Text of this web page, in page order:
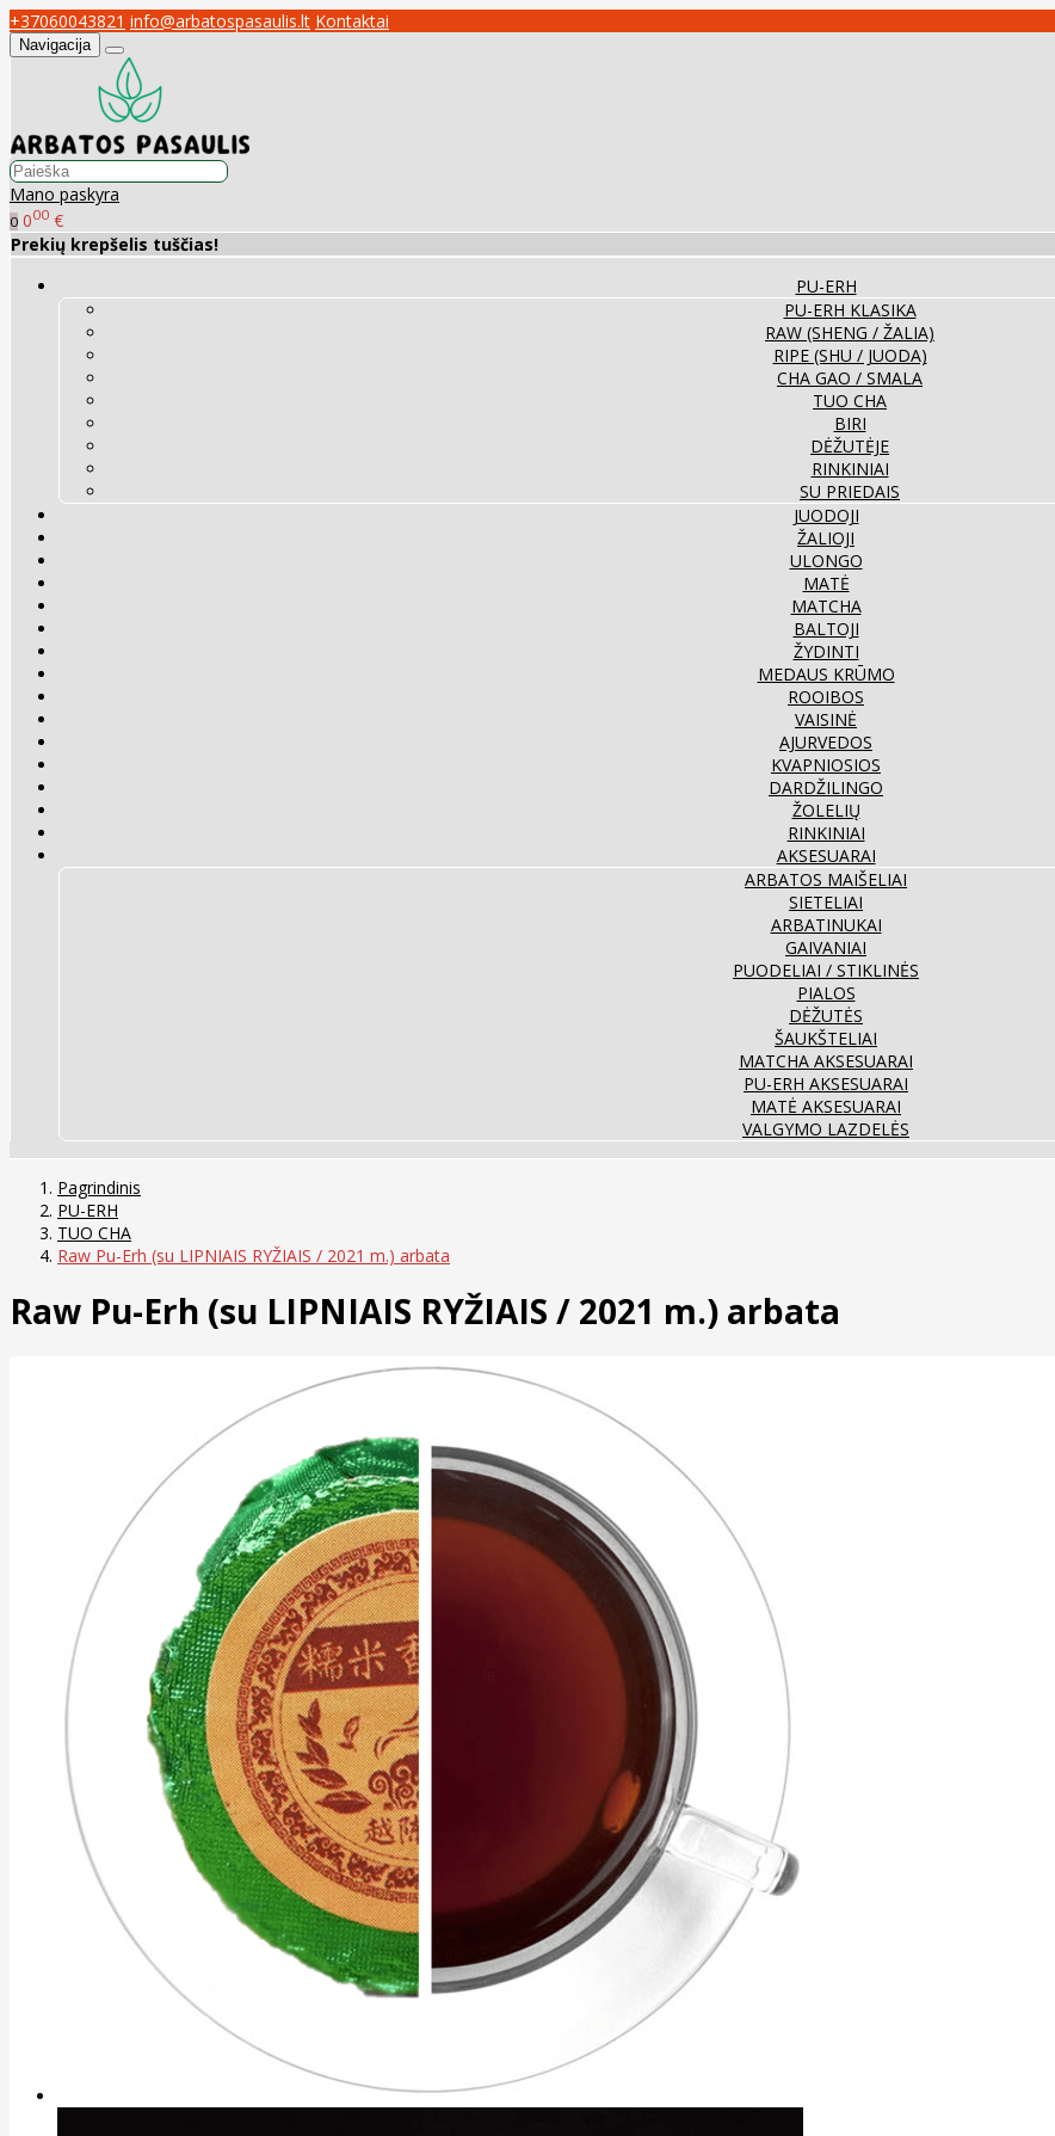
+37060043821 info@arbatospasaulis.lt Kontaktai
Navigacija
Mano paskyra
0 000 €
Prekių krepšelis tuščias!
PU-ERH
PU-ERH KLASIKA
RAW (SHENG / ŽALIA)
RIPE (SHU / JUODA)
CHA GAO / SMALA
TUO CHA
BIRI
DĖŽUTĖJE
RINKINIAI
SU PRIEDAIS
JUODOJI
ŽALIOJI
ULONGO
MATĖ
MATCHA
BALTOJI
ŽYDINTI
MEDAUS KRŪMO
ROOIBOS
VAISINĖ
AJURVEDOS
KVAPNIOSIOS
DARDŽILINGO
ŽOLELIŲ
RINKINIAI
AKSESUARAI
ARBATOS MAIŠELIAI
SIETELIAI
ARBATINUKAI
GAIVANIAI
PUODELIAI / STIKLINĖS
PIALOS
DĖŽUTĖS
ŠAUKŠTELIAI
MATCHA AKSESUARAI
PU-ERH AKSESUARAI
MATĖ AKSESUARAI
VALGYMO LAZDELĖS
Pagrindinis
PU-ERH
TUO CHA
Raw Pu-Erh (su LIPNIAIS RYŽIAIS / 2021 m.) arbata
Raw Pu-Erh (su LIPNIAIS RYŽIAIS / 2021 m.) arbata